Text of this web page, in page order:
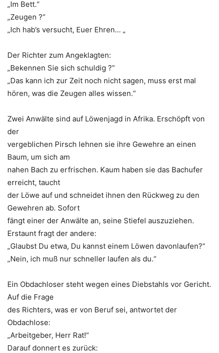
„Im Bett.“
„Zeugen ?“
„Ich hab’s versucht, Euer Ehren… „
Der Richter zum Angeklagten:
„Bekennen Sie sich schuldig ?“
„Das kann ich zur Zeit noch nicht sagen, muss erst mal
hören, was die Zeugen alles wissen.“
Zwei Anwälte sind auf Löwenjagd in Afrika. Erschöpft von
der
vergeblichen Pirsch lehnen sie ihre Gewehre an einen
Baum, um sich am
nahen Bach zu erfrischen. Kaum haben sie das Bachufer
erreicht, taucht
der Löwe auf und schneidet ihnen den Rückweg zu den
Gewehren ab. Sofort
fängt einer der Anwälte an, seine Stiefel auszuziehen.
Erstaunt fragt der andere:
„Glaubst Du etwa, Du kannst einem Löwen davonlaufen?“
„Nein, ich muß nur schneller laufen als du.“
Ein Obdachloser steht wegen eines Diebstahls vor Gericht.
Auf die Frage
des Richters, was er von Beruf sei, antwortet der
Obdachlose:
„Arbeitgeber, Herr Rat!“
Darauf donnert es zurück: